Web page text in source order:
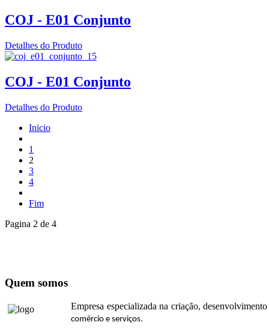
COJ - E01 Conjunto
Detalhes do Produto
COJ - E01 Conjunto
Detalhes do Produto
Inicio
1
2
3
4
Fim
Pagina 2 de 4
Quem somos
Empresa especializada na criação,
comércio e serviços.